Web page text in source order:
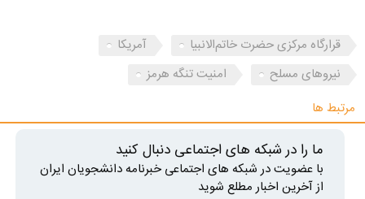
قرارگاه مرکزی حضرت خاتم‌الانبیا
آمریکا
نیروهای مسلح
امنیت تنگه هرمز
مرتبط ها
ما را در شبکه های اجتماعی دنبال کنید
با عضویت در شبکه های اجتماعی خبرنامه دانشجویان ایران
از آخرین اخبار مطلع شوید